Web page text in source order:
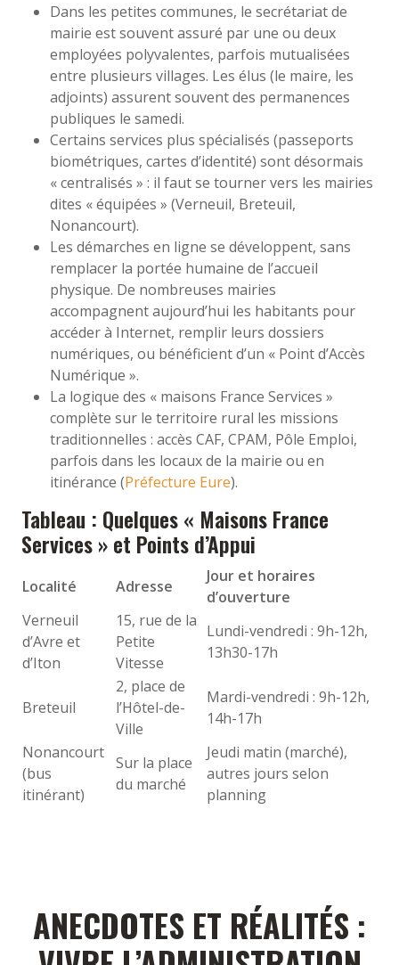
Dans les petites communes, le secrétariat de
mairie est souvent assuré par une ou deux
employées polyvalentes, parfois mutualisées
entre plusieurs villages. Les élus (le maire, les
adjoints) assurent souvent des permanences
publiques le samedi.
Certains services plus spécialisés (passeports
biométriques, cartes d’identité) sont désormais
« centralisés » : il faut se tourner vers les mairies
dites « équipées » (Verneuil, Breteuil,
Nonancourt).
Les démarches en ligne se développent, sans
remplacer la portée humaine de l’accueil
physique. De nombreuses mairies
accompagnent aujourd’hui les habitants pour
accéder à Internet, remplir leurs dossiers
numériques, ou bénéficient d’un « Point d’Accès
Numérique ».
La logique des « maisons France Services »
complète sur le territoire rural les missions
traditionnelles : accès CAF, CPAM, Pôle Emploi,
parfois dans les locaux de la mairie ou en
itinérance (Préfecture Eure).
Tableau : Quelques « Maisons France
Services » et Points d’Appui
Localité Adresse
Jour et horaires
d’ouverture
Verneuil
d’Avre et
d’Iton
15, rue de la
Petite
Vitesse
Lundi-vendredi : 9h-12h,
13h30-17h
Breteuil
2, place de
l’Hôtel-de-
Ville
Mardi-vendredi : 9h-12h,
14h-17h
Nonancourt
(bus
itinérant)
Sur la place
du marché
Jeudi matin (marché),
autres jours selon
planning
ANECDOTES ET RÉALITÉS :